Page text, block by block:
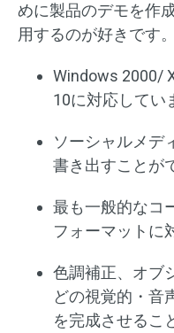
めに製品のデモを作
用するのが好きです。
Windows 2000/
10に対応してい
ソーシャルメデ
書き出すことが
最も一般的なコ
フォーマットに
色調補正、オブ
どの視覚的・音
を完成させるこ